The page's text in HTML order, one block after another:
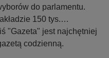
do parlamentu.
150 tys.
"Gazeta" jest najchętniej
codzienną.